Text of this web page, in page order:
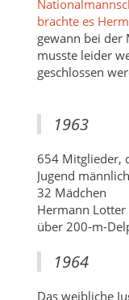
brachte es
gewann bei der
musste leider
geschlossen
1963
654 Mitglieder,
Jugend
32 Mädchen
Hermann Lotter
über 200-m-
1964
Das weibliche